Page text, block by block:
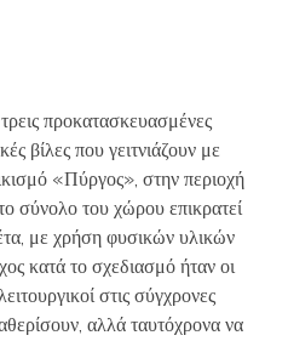
προκατασκευασμένες
βίλες που γειτνιάζουν με
«Πύργος», στην περιοχή
σύνολο του χώρου επικρατεί
με χρήση φυσικών υλικών
κατά το σχεδιασμό ήταν οι
στις σύγχρονες
αλλά ταυτόχρονα να